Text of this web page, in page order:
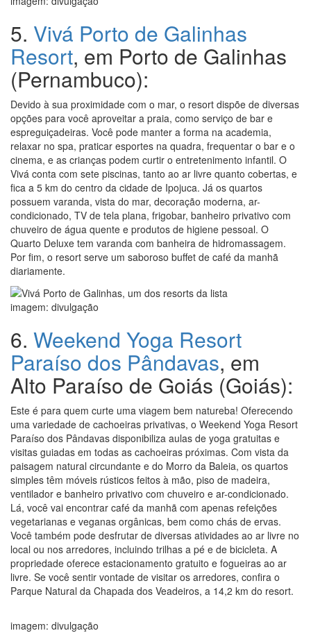
5. Vivá Porto de Galinhas
Resort, em Porto de Galinhas
(Pernambuco):
Devido à sua proximidade com o mar, o resort dispõe de diversas
opções para você aproveitar a praia, como serviço de bar e
espreguiçadeiras. Você pode manter a forma na academia,
relaxar no spa, praticar esportes na quadra, frequentar o bar e o
cinema, e as crianças podem curtir o entretenimento infantil. O
Vivá conta com sete piscinas, tanto ao ar livre quanto cobertas, e
fica a 5 km do centro da cidade de Ipojuca. Já os quartos
possuem varanda, vista do mar, decoração moderna, ar-
condicionado, TV de tela plana, frigobar, banheiro privativo com
chuveiro de água quente e produtos de higiene pessoal. O
Quarto Deluxe tem varanda com banheira de hidromassagem.
Por fim, o resort serve um saboroso buffet de café da manhã
diariamente.
imagem: divulgação
6. Weekend Yoga Resort
Paraíso dos Pândavas, em
Alto Paraíso de Goiás (Goiás):
Este é para quem curte uma viagem bem natureba! Oferecendo
uma variedade de cachoeiras privativas, o Weekend Yoga Resort
Paraíso dos Pândavas disponibiliza aulas de yoga gratuitas e
visitas guiadas em todas as cachoeiras próximas. Com vista da
paisagem natural circundante e do Morro da Baleia, os quartos
simples têm móveis rústicos feitos à mão, piso de madeira,
ventilador e banheiro privativo com chuveiro e ar-condicionado.
Lá, você vai encontrar café da manhã com apenas refeições
vegetarianas e veganas orgânicas, bem como chás de ervas.
Você também pode desfrutar de diversas atividades ao ar livre no
local ou nos arredores, incluindo trilhas a pé e de bicicleta. A
propriedade oferece estacionamento gratuito e fogueiras ao ar
livre. Se você sentir vontade de visitar os arredores, confira o
Parque Natural da Chapada dos Veadeiros, a 14,2 km do resort.
imagem: divulgação